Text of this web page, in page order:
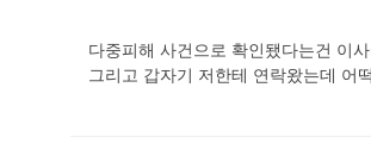
다중피해 사건으로 확인됐다는건 이
그리고 갑자기 저한테 연락왔는데 어